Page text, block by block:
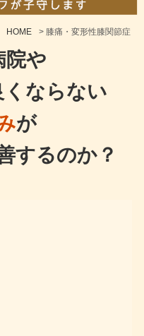
HOME > 膝痛・変形性膝関節症
院や
ならない
が
するのか？